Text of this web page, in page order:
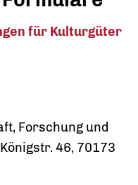
für Kulturgüter
Forschung und
46, 70173